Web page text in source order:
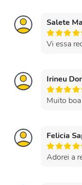
Salete
Vi essa
Irineu
Muito
Felicia
Adorei a